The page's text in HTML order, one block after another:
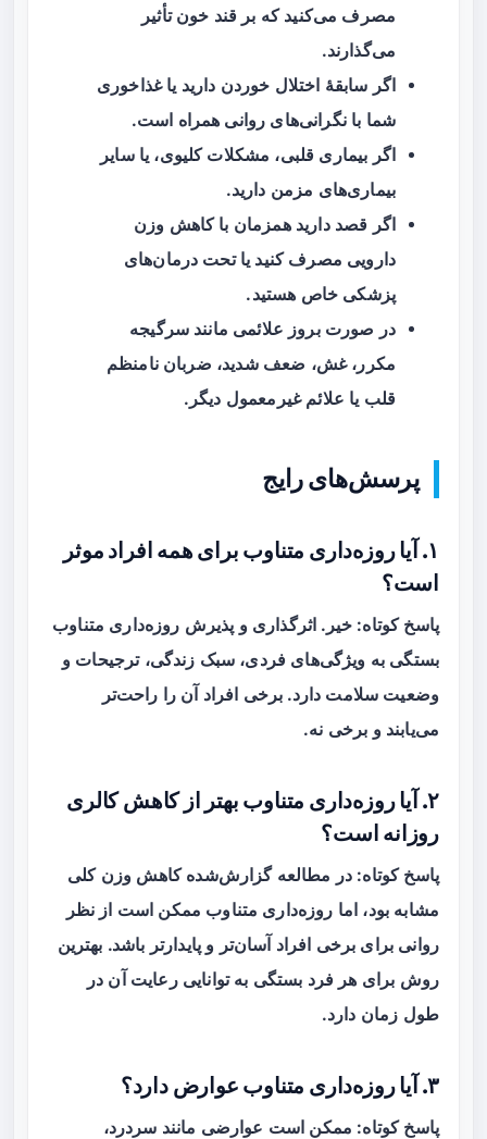
مصرف می‌کنید که بر قند خون تأثیر
می‌گذارند.
اگر سابقهٔ اختلال خوردن دارید یا غذاخوری
شما با نگرانی‌های روانی همراه است.
اگر بیماری قلبی، مشکلات کلیوی، یا سایر
بیماری‌های مزمن دارید.
اگر قصد دارید همزمان با کاهش وزن
دارویی مصرف کنید یا تحت درمان‌های
پزشکی خاص هستید.
در صورت بروز علائمی مانند سرگیجه
مکرر، غش، ضعف شدید، ضربان نامنظم
قلب یا علائم غیرمعمول دیگر.
پرسش‌های رایج
۱. آیا روزه‌داری متناوب برای همه افراد موثر
است؟
پاسخ کوتاه: خیر. اثرگذاری و پذیرش روزه‌داری متناوب
بستگی به ویژگی‌های فردی، سبک زندگی، ترجیحات و
وضعیت سلامت دارد. برخی افراد آن را راحت‌تر
می‌یابند و برخی نه.
۲. آیا روزه‌داری متناوب بهتر از کاهش کالری
روزانه است؟
پاسخ کوتاه: در مطالعه گزارش‌شده کاهش وزن کلی
مشابه بود، اما روزه‌داری متناوب ممکن است از نظر
روانی برای برخی افراد آسان‌تر و پایدارتر باشد. بهترین
روش برای هر فرد بستگی به توانایی رعایت آن در
طول زمان دارد.
۳. آیا روزه‌داری متناوب عوارض دارد؟
پاسخ کوتاه: ممکن است عوارضی مانند سردرد،